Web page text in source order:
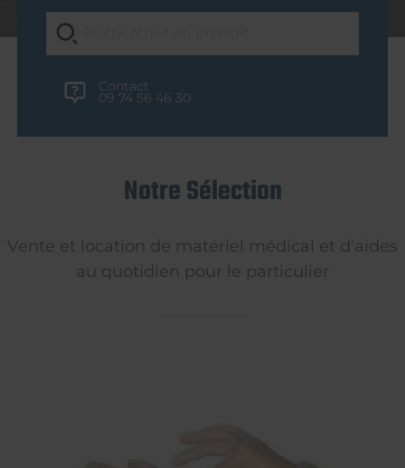
Contact
09 74 56 46 30
Notre Sélection
Vente et location de matériel médical et d'aides
au quotidien pour le particulier